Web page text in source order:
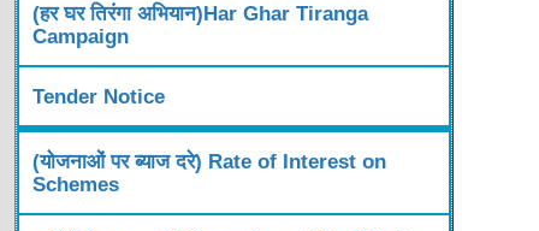
(हर घर तिरंगा अभियान)Har Ghar Tiranga
Campaign
Tender Notice
(योजनाओं पर ब्याज दरे) Rate of Interest on
Schemes